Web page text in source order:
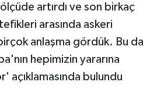
artırdı ve son birkaç
arasında askeri
anlaşma gördük. Bu da
hepimizin yararına
bulundu